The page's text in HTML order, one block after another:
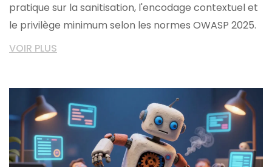
pratique sur la sanitisation, l'encodage contextuel et
le privilège minimum selon les normes OWASP 2025.
VOIR PLUS